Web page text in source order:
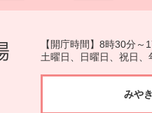
【開庁時間】8時30分
土曜日、日曜日、祝日、
みや